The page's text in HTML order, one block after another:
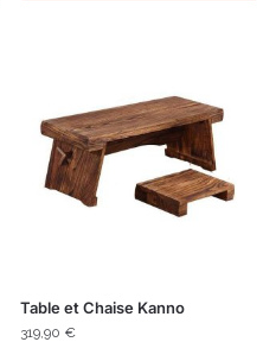
Table et Chaise Kanno
319,90 €